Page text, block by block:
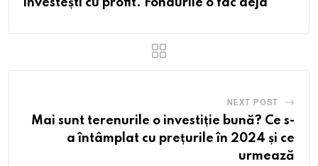
investești cu profit. Fondurile o fac deja
NEXT POST
Mai sunt terenurile o investiție bună? Ce s-
a întâmplat cu prețurile în 2024 și ce
urmează